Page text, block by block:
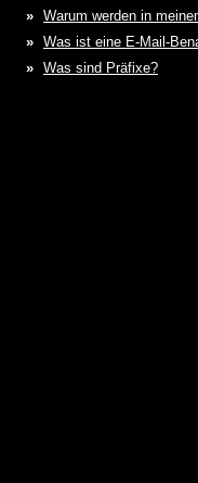
» Warum werden in
» Was ist eine E-Mail-
» Was sind Präfixe?